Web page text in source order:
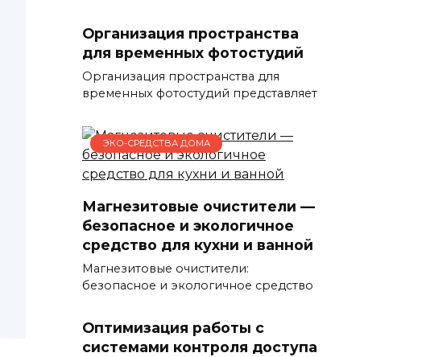
Организация пространства
для временных фотостудий
Организация пространства для
временных фотостудий представляет
ЭКО-СРЕДСТВА ДОМА
Магнезитовые очистители —
безопасное и экологичное
средство для кухни и ванной
Магнезитовые очистители:
безопасное и экологичное средство
Оптимизация работы с
системами контроля доступа